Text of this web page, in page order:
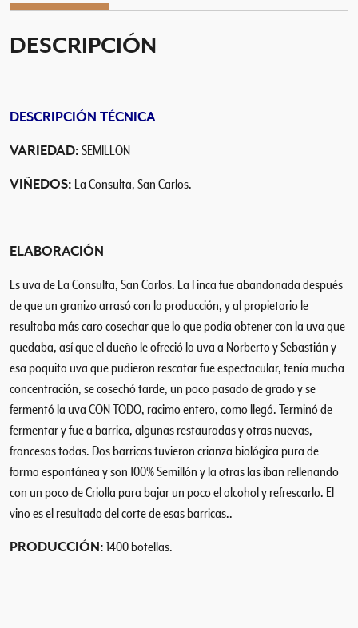
o
l
n
0
t
i
d
a
d
DESCRIPCIÓN
DESCRIPCIÓN TÉCNICA
VARIEDAD: SEMILLON
VIÑEDOS: La Consulta, San Carlos.
ELABORACIÓN
Es uva de La Consulta, San Carlos. La Finca fue abandonada después
de que un granizo arrasó con la producción, y al propietario le
resultaba más caro cosechar que lo que podía obtener con la uva que
quedaba, así que el dueño le ofreció la uva a Norberto y Sebastián y
esa poquita uva que pudieron rescatar fue espectacular, tenía mucha
concentración, se cosechó tarde, un poco pasado de grado y se
fermentó la uva CON TODO, racimo entero, como llegó. Terminó de
fermentar y fue a barrica, algunas restauradas y otras nuevas,
francesas todas. Dos barricas tuvieron crianza biológica pura de
forma espontánea y son 100% Semillón y la otras las iban rellenando
con un poco de Criolla para bajar un poco el alcohol y refrescarlo. El
vino es el resultado del corte de esas barricas..
PRODUCCIÓN: 1400 botellas.